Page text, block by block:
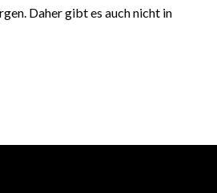
Daher gibt es auch nicht in